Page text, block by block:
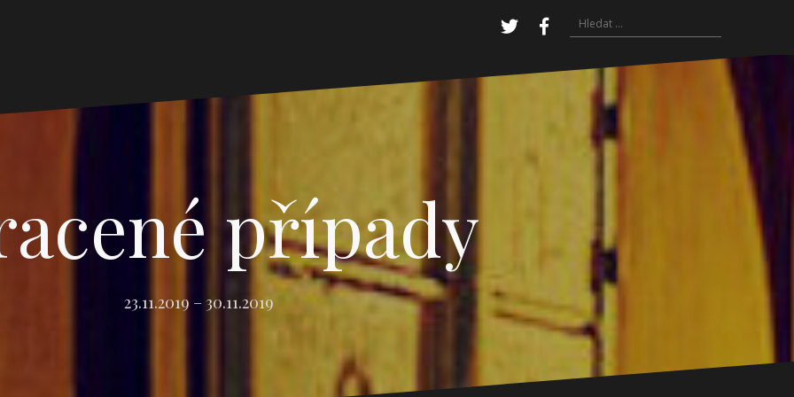
TwitterFacebook
Vyhledávání
případy
23.11.2019 – 30.11.2019